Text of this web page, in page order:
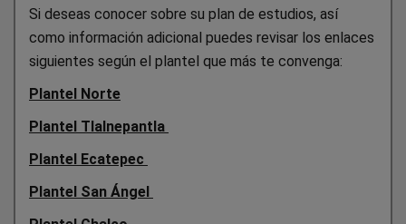
Si deseas conocer sobre su plan de estudios, así
como información adicional puedes revisar los enlaces
siguientes según el plantel que más te convenga:
Plantel Norte
Plantel Tlalnepantla
Plantel Ecatepec
Plantel San Ángel